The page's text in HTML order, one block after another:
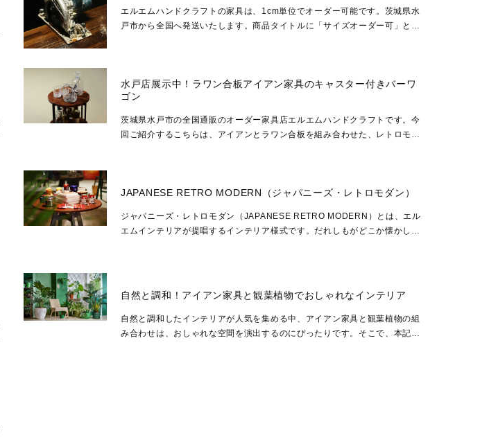
エルエムハンドクラフトの家具は、1cm単位でオーダー可能です。茨城県水
戸市から全国へ発送いたします。商品タイトルに「サイズオーダー可」と記
水戸店展示中！ラワン合板アイアン家具のキャスター付きバーワ
ゴン
茨城県水戸市の全国通販のオーダー家具店エルエムハンドクラフトです。今
回ご紹介するこちらは、アイアンとラワン合板を組み合わせた、レトロモダ
JAPANESE RETRO MODERN（ジャパニーズ・レトロモダン）
ジャパニーズ・レトロモダン（JAPANESE RETRO MODERN）とは、エル
エムインテリアが提唱するインテリア様式です。だれしもがどこか懐かしさ
自然と調和！アイアン家具と観葉植物でおしゃれなインテリア
自然と調和したインテリアが人気を集める中、アイアン家具と観葉植物の組
み合わせは、おしゃれな空間を演出するのにぴったりです。そこで、本記事